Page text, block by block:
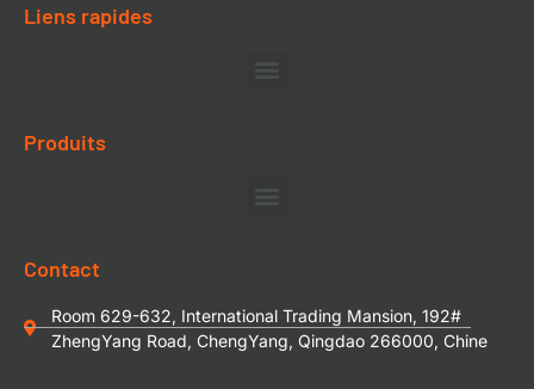
Liens rapides
Produits
Contact
Room 629-632, International Trading Mansion, 192#
ZhengYang Road, ChengYang, Qingdao 266000, Chine